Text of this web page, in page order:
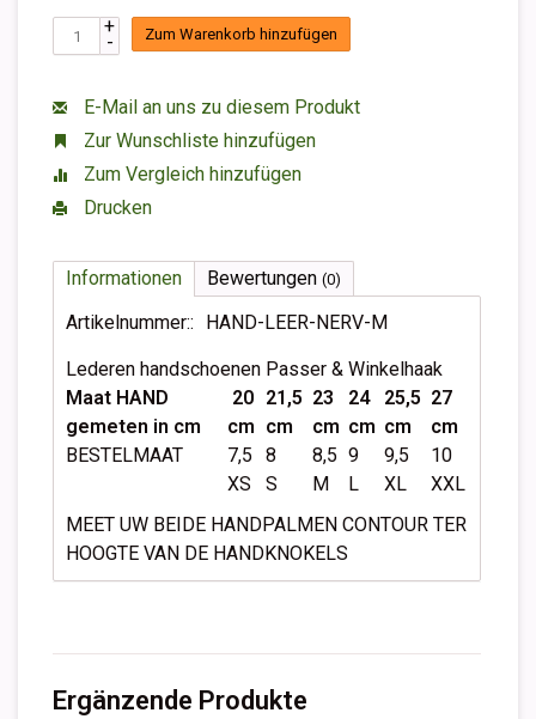
+
- Zum Warenkorb hinzufügen
E-Mail an uns zu diesem Produkt
Zur Wunschliste hinzufügen
Zum Vergleich hinzufügen
Drucken
Informationen Bewertungen (0)
Artikelnummer:: HAND-LEER-NERV-M
Lederen handschoenen Passer & Winkelhaak
Maat HAND
gemeten in cm
20
cm
21,5
cm
23
cm
24
cm
25,5
cm
27
cm
BESTELMAAT
7,5 8 8,5 9 9,5
10
XS
S M L XL
XXL
MEET UW BEIDE HANDPALMEN CONTOUR TER
HOOGTE VAN DE HANDKNOKELS
Ergänzende Produkte